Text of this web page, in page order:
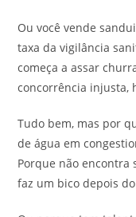
Ou você vende
taxa da vigilância
começa a assar
concorrência injusta,
Tudo bem, mas por
de água em
Porque não encontra
faz um bico depois